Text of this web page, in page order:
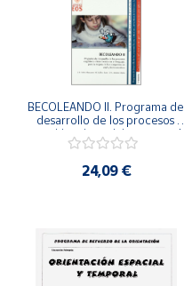
BECOLEANDO II. Programa de
desarrollo de los procesos
cognitivos intervinientes en el
lenguaje, para la mejora
24,09 €